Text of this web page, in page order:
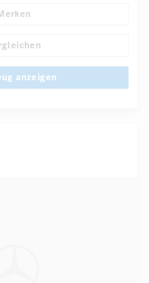
anzeigen